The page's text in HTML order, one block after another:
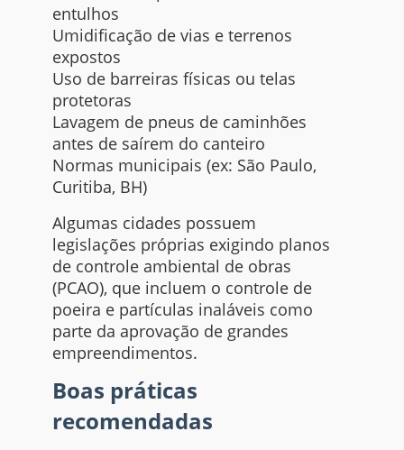
entulhos
Umidificação de vias e terrenos
expostos
Uso de barreiras físicas ou telas
protetoras
Lavagem de pneus de caminhões
antes de saírem do canteiro
Normas municipais (ex: São Paulo,
Curitiba, BH)
Algumas cidades possuem
legislações próprias exigindo planos
de controle ambiental de obras
(PCAO), que incluem o controle de
poeira e partículas inaláveis como
parte da aprovação de grandes
empreendimentos.
Boas práticas
recomendadas